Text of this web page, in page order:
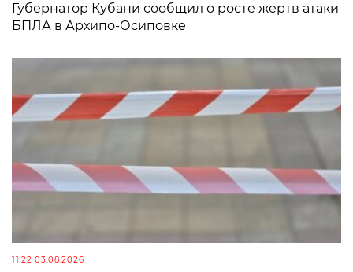
Губернатор Кубани сообщил о росте жертв атаки
БПЛА в Архипо-Осиповке
11:22 03.08.2026